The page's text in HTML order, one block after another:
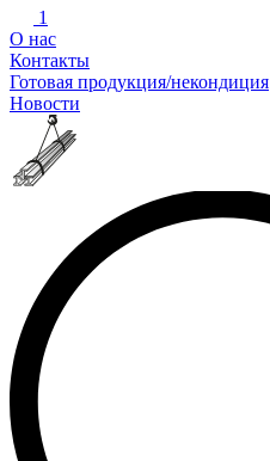
1
О нас
Контакты
Готовая продукция/некондиция
Новости